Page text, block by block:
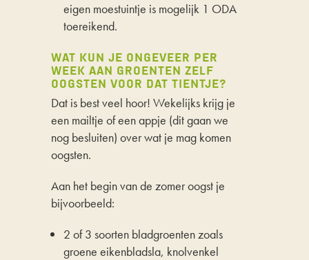
eigen moestuintje is mogelijk 1 ODA
toereikend.
WAT KUN JE ONGEVEER PER
WEEK AAN GROENTEN ZELF
OOGSTEN VOOR DAT TIENTJE?
Dat is best veel hoor! Wekelijks krijg je
een mailtje of een appje (dit gaan we
nog besluiten) over wat je mag komen
oogsten.
Aan het begin van de zomer oogst je
bijvoorbeeld:
2 of 3 soorten bladgroenten zoals
groene eikenbladsla, knolvenkel